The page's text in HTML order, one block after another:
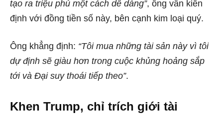
tạo ra triệu phú một cách dễ dàng”, ông vẫn kiên
định với đồng tiền số này, bên cạnh kim loại quý.
Ông khẳng định: “Tôi mua những tài sản này vì tôi
dự định sẽ giàu hơn trong cuộc khủng hoảng sắp
tới và Đại suy thoái tiếp theo”.
Khen Trump, chỉ trích giới tài